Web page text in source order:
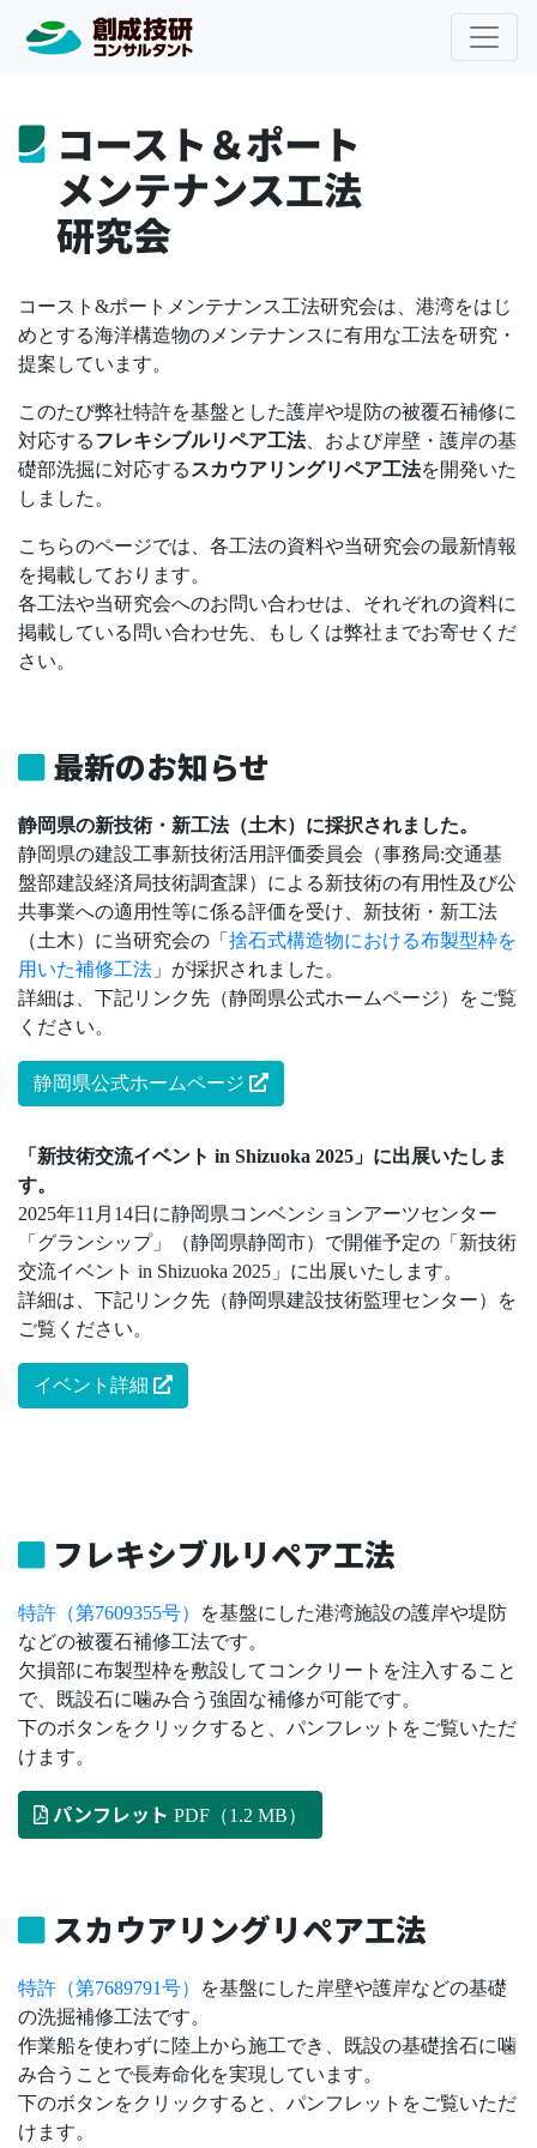
コースト＆ポート
メンテナンス工法
研究会
コースト&ポートメンテナンス工法研究会は、港湾をはじ
めとする海洋構造物のメンテナンスに有用な工法を研究・
提案しています。
このたび弊社特許を基盤とした護岸や堤防の被覆石補修に
対応するフレキシブルリペア工法、および岸壁・護岸の基
礎部洗掘に対応する スカウアリングリペア工法を開発いた
しました。
こちらのページでは、各工法の資料や当研究会の最新情報
を掲載しております。
各工法や当研究会へのお問い合わせは、それぞれの資料に
掲載している問い合わせ先、もしくは弊社までお寄せくだ
さい。
最新のお知らせ
静岡県の新技術・新工法（土木）に採択されました。
静岡県の建設工事新技術活用評価委員会（事務局:交通基
盤部建設経済局技術調査課）による新技術の有用性及び公
共事業への適用性等に係る評価を受け、新技術・新工法
（土木）に当研究会の「 捨石式構造物における布製型枠を
用いた補修工法 」が採択されました。
詳細は、下記リンク先（静岡県公式ホームページ）をご覧
ください。
静岡県公式ホームページ
「新技術交流イベント in Shizuoka 2025」に出展いたしま
す。
2025年11月14日に静岡県コンベンションアーツセンター
「グランシップ」（静岡県静岡市）で開催予定の「新技術
交流イベント in Shizuoka 2025」に出展いたします。
詳細は、下記リンク先（静岡県建設技術監理センター）を
ご覧ください。
イベント詳細
フレキシブルリペア工法
特許（第7609355号）
を基盤にした港湾施設の護岸や堤防
などの被覆石補修工法です。
欠損部に布製型枠を敷設してコンクリートを注入すること
で、既設石に噛み合う強固な補修が可能です。
下のボタンをクリックすると、パンフレットをご覧いただ
けます。
パンフレット PDF（1.2 MB）
スカウアリングリペア工法
特許（第7689791号）
を基盤にした岸壁や護岸などの基礎
の洗掘補修工法です。
作業船を使わずに陸上から施工でき、既設の基礎捨石に噛
み合うことで長寿命化を実現しています。
下のボタンをクリックすると、パンフレットをご覧いただ
けます。